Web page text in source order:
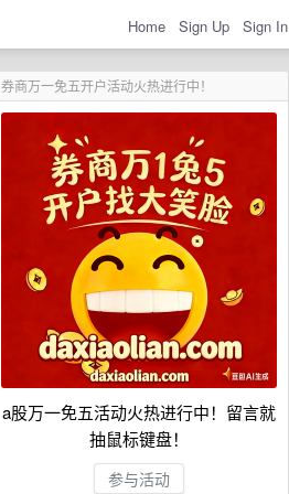
Home Sign Up Sign In
券商万一免五开户活动火热进行中！
a股万一免五活动火热进行中！留言就
抽鼠标键盘！
参与活动